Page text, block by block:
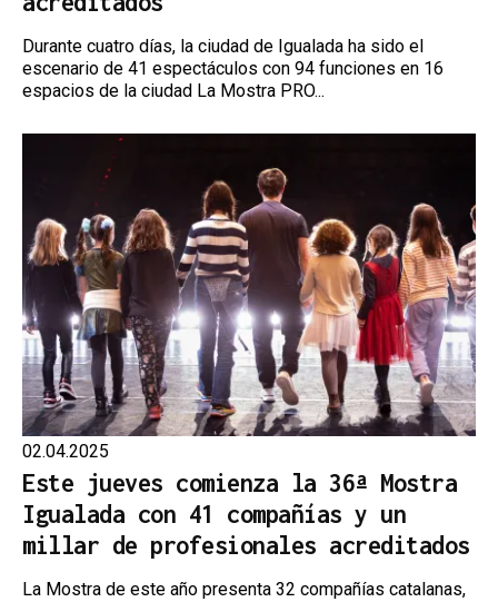
Durante cuatro días, la ciudad de Igualada ha sido el
escenario de 41 espectáculos con 94 funciones en 16
espacios de la ciudad La Mostra PRO...
02.04.2025
Este jueves comienza la 36ª Mostra
Igualada con 41 compañías y un
millar de profesionales acreditados
La Mostra de este año presenta 32 compañías catalanas,